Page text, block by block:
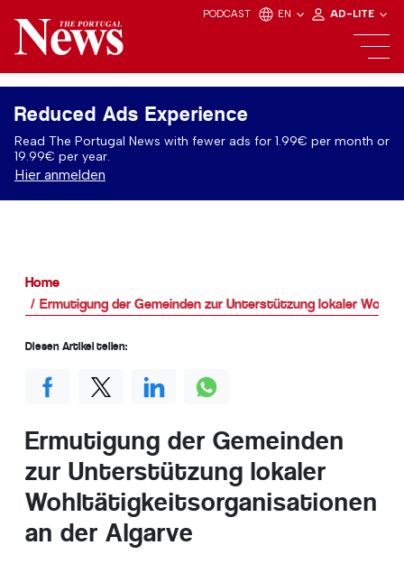
PODCAST EN AD-LITE
Reduced Ads Experience
Read The Portugal News with fewer ads for 1.99€ per month or
19.99€ per year.
Hier anmelden
Home
Ermutigung der Gemeinden zur Unterstützung lokaler
Ermutigung der Gemeinden
zur Unterstützung lokaler
Wohltätigkeitsorganisationen
an der Algarve
Diesen Artikel teilen: